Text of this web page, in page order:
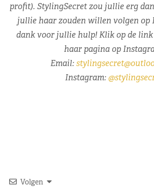
profit). StylingSecret zou jullie erg
jullie haar zouden willen volgen op
dank voor jullie hulp! Klik op de
haar pagina op
Email:
Instagram:
Volgen